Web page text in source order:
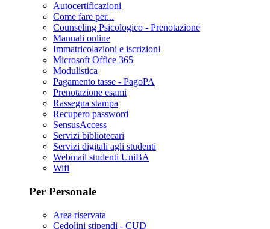
Autocertificazioni
Come fare per...
Counseling Psicologico - Prenotazione
Manuali online
Immatricolazioni e iscrizioni
Microsoft Office 365
Modulistica
Pagamento tasse - PagoPA
Prenotazione esami
Rassegna stampa
Recupero password
SensusAccess
Servizi bibliotecari
Servizi digitali agli studenti
Webmail studenti UniBA
Wifi
Per Personale
Area riservata
Cedolini stipendi - CUD